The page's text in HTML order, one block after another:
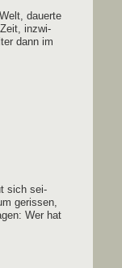
dau­er­te
Zeit, inzwi­
dann im
sich sei­
geris­sen,
Wer hat